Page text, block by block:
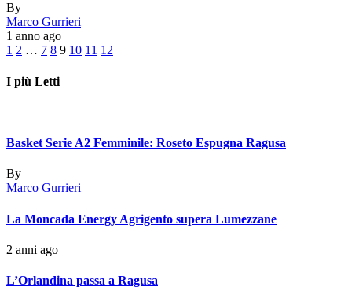
By
Marco Gurrieri
1 anno ago
1 2 … 7 8 9 10 11 12
I più Letti
Basket Serie A2 Femminile: Roseto Espugna Ragusa
By
Marco Gurrieri
La Moncada Energy Agrigento supera Lumezzane
2 anni ago
L’Orlandina passa a Ragusa